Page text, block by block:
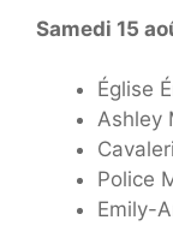
Samedi 15
Église
Ashley
Police
Emily-